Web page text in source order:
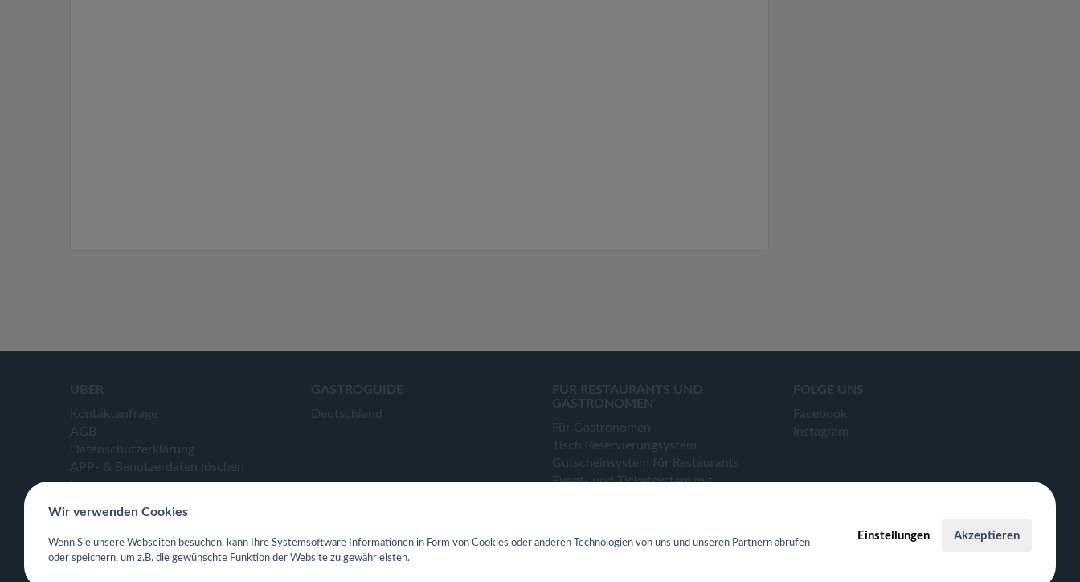
ÜBER
Kontaktanfrage
AGB
Datenschutzerklärung
APP- & Benutzerdaten löschen
Impressum
GASTROGUIDE
Deutschland
FÜR RESTAURANTS UND
GASTRONOMEN
Für Gastronomen
Tisch Reservierungsystem
Gutscheinsystem für Restaurants
Event- und Ticketsystem mit
Webseiten für Restaurant
FOLGE UNS
Facebook
Instagram
Wir verwenden Cookies
Wenn Sie unsere Webseiten besuchen, kann Ihre Systemsoftware Informationen in Form von Cookies oder anderen Technologien von uns und unseren Partnern abrufen
oder speichern, um z.B. die gewünschte Funktion der Website zu gewährleisten.
Einstellungen Akzeptieren